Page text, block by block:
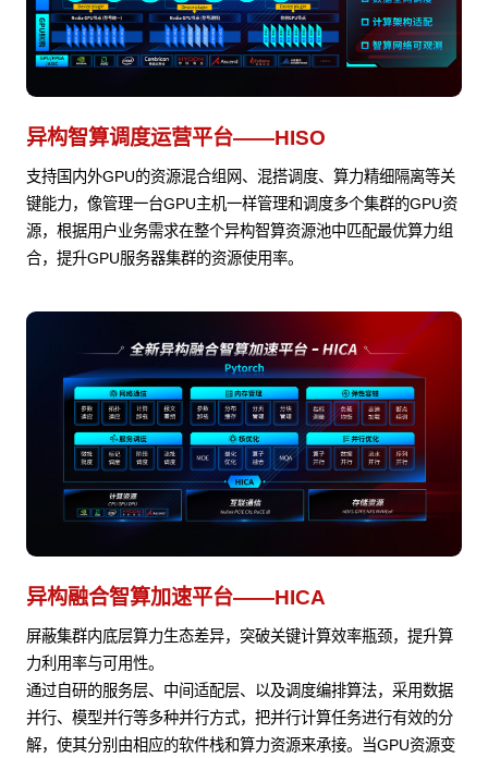
异构智算调度运营平台——HISO
支持国内外GPU的资源混合组网、混搭调度、算力精细隔离等关
键能力，像管理一台GPU主机一样管理和调度多个集群的GPU资
源，根据用户业务需求在整个异构智算资源池中匹配最优算力组
合，提升GPU服务器集群的资源使用率。
异构融合智算加速平台——HICA
屏蔽集群内底层算力生态差异，突破关键计算效率瓶颈，提升算
力利用率与可用性。
通过自研的服务层、中间适配层、以及调度编排算法，采用数据
并行、模型并行等多种并行方式，把并行计算任务进行有效的分
解，使其分别由相应的软件栈和算力资源来承接。当GPU资源变